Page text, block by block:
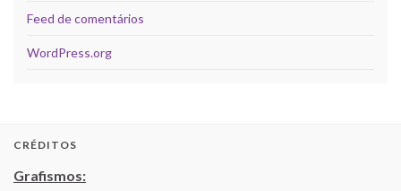
Feed de comentários
WordPress.org
CRÉDITOS
Grafismos: